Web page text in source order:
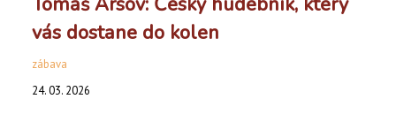
vás dostane do kolen
zábava
24. 03. 2026